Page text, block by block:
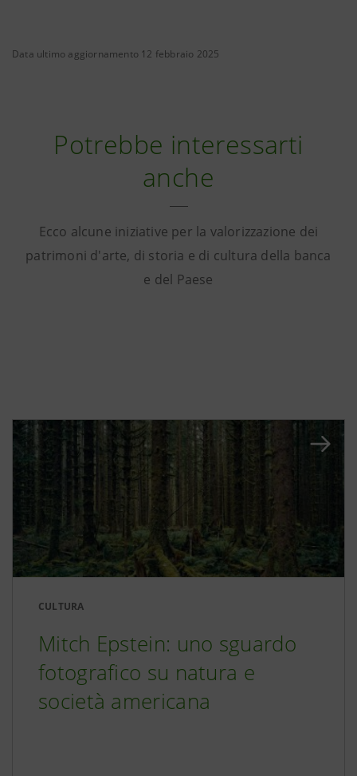
Data ultimo aggiornamento 12 febbraio 2025
Potrebbe interessarti
anche
Ecco alcune iniziative per la valorizzazione dei
patrimoni d'arte, di storia e di cultura della banca
e del Paese
CULTURA
Mitch Epstein: uno sguardo
fotografico su natura e
società americana